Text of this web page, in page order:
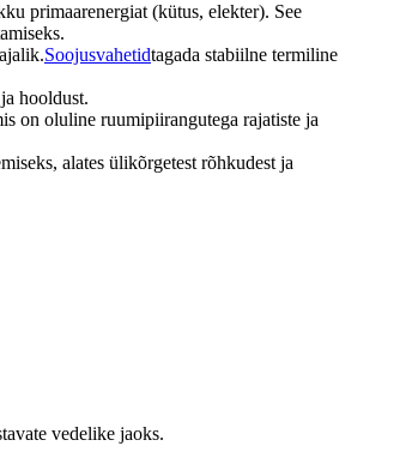
primaarenergiat (kütus, elekter). See
Soojusvahetidtagada stabiilne termiline
hooldust.
on oluline ruumipiirangutega rajatiste ja
alates ülikõrgetest rõhkudest ja
vedelike jaoks.